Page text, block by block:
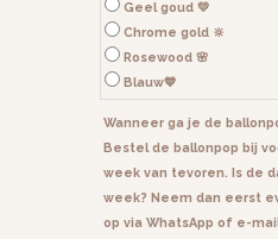
Geel goud 💛
Chrome gold 🔆
Rosewood 🌸
Blauw💙
Wanneer ga je de
Bestel de ballonpop bij
week van tevoren. Is de
week? Neem dan eerst
op via WhatsApp of e-